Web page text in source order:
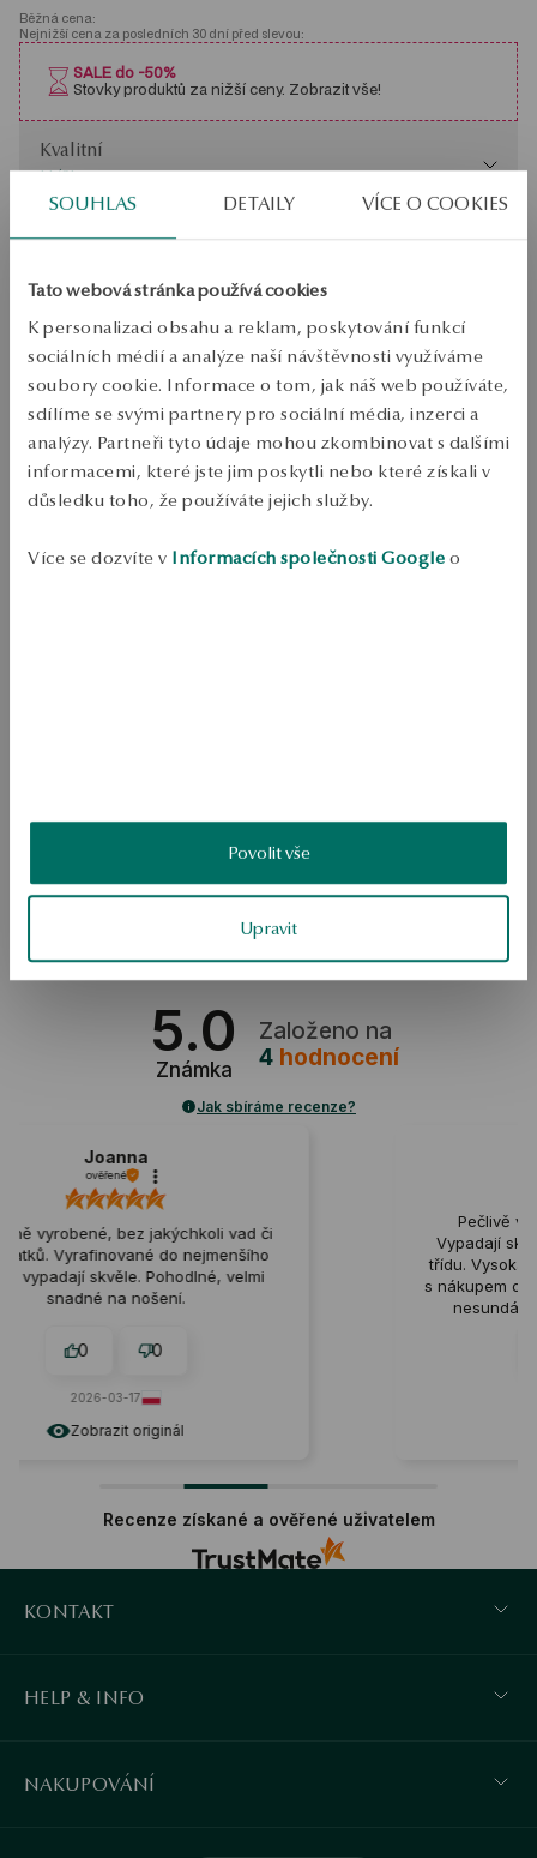
SOUHLAS DETAILY VÍCE O COOKIES
Tato webová stránka používá cookies
K personalizaci obsahu a reklam, poskytování funkcí
sociálních médií a analýze naší návštěvnosti využíváme
soubory cookie. Informace o tom, jak náš web používáte,
sdílíme se svými partnery pro sociální média, inzerci a
analýzy. Partneři tyto údaje mohou zkombinovat s dalšími
informacemi, které jste jim poskytli nebo které získali v
důsledku toho, že používáte jejich služby.
Více se dozvíte v Informacích společnosti Google o
Povolit vše
Upravit
Běžná cena:
Nejnižší cena za posledních 30 dní před slevou:
SALE do -50%
Stovky produktů za nižší ceny. Zobrazit vše!
Kvalitní
H/SI
Hmotnost
Hmotnost
PŘIDAT DO KOŠÍKU
Ověřte si dostupnost na prodejně
Odeslání:
pracovní dny
Doprava zdarma od 1700 Kč
Bezplatné vrácení až do 100 dnů v YES Clubu
PODROBNOSTI
pro milovaného člověka.
SKU: KZ20541-Z0000-DIW000-D10
5.0
Známka
Založeno na
4 hodnocení
Jak sbíráme recenze?
vad či
Pečlivě vytvořené, bez nedostatků.
Vypadají skvěle, dodávají každému stylu
třídu. Vysoká kvalita a krásný vzhled, jsem
s nákupem opravdu spokojený. Ani je večer
nesundávám, protože mi nebrání ve
Recenze získané a ověřené uživatelem
KONTAKT
HELP & INFO
NAKUPOVÁNÍ